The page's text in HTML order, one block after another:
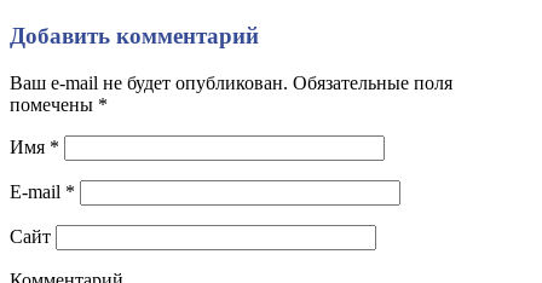
Добавить комментарий
Ваш e-mail не будет опубликован. Обязательные поля
помечены *
Имя *
E-mail *
Сайт